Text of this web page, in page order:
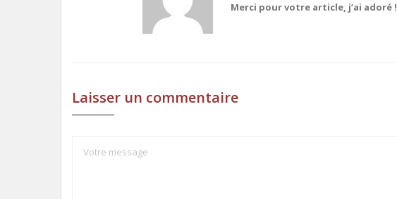
Merci pour votre article, j’ai adoré !
Laisser un commentaire